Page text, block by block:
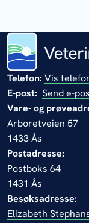
Telefon: Vis
E-post: Send e-
Vare- og
Arboretveien 57
1433 Ås
Postadresse:
Postboks 64
1431 Ås
Besøksadresse:
Elizabeth